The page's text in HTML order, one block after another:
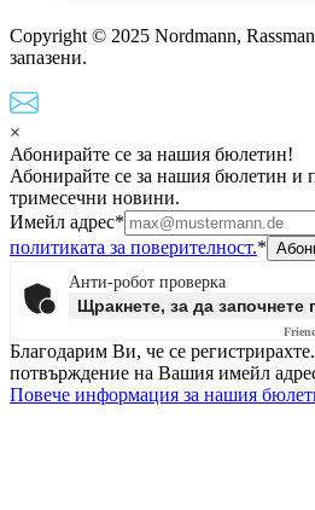
Copyright © 2025 Nordmann,
запазени.
×
Абонирайте се за нашия бюлетин!
Абонирайте се за нашия бюлетин и
тримесечни новини.
Имейл адрес*
политиката за поверителност.*
Анти-робот проверка
Щракнете, за да започнете
Благодарим Ви, че се
потвърждение на Вашия имейл
Повече информация за нашия